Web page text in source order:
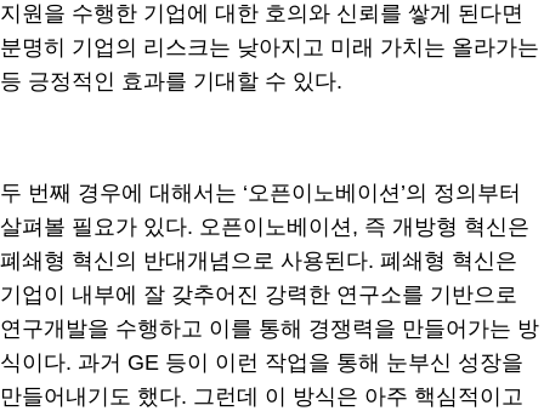
지원을 수행한 기업에 대한 호의와 신뢰를 쌓게 된다면
분명히 기업의 리스크는 낮아지고 미래 가치는 올라가는
등 긍정적인 효과를 기대할 수 있다.
두 번째 경우에 대해서는 ‘오픈이노베이션’의 정의부터
살펴볼 필요가 있다. 오픈이노베이션, 즉 개방형 혁신은
폐쇄형 혁신의 반대개념으로 사용된다. 폐쇄형 혁신은
기업이 내부에 잘 갖추어진 강력한 연구소를 기반으로
연구개발을 수행하고 이를 통해 경쟁력을 만들어가는 방
식이다. 과거 GE 등이 이런 작업을 통해 눈부신 성장을
만들어내기도 했다. 그런데 이 방식은 아주 핵심적이고